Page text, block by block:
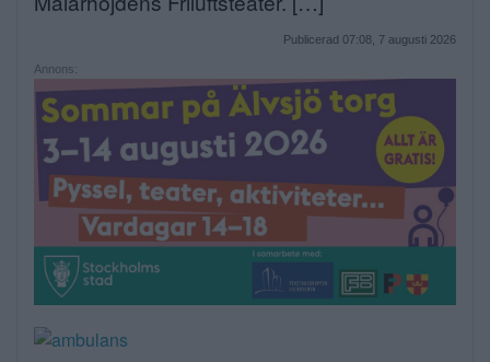
Publicerad 07:08, 7 augusti 2026
Annons: